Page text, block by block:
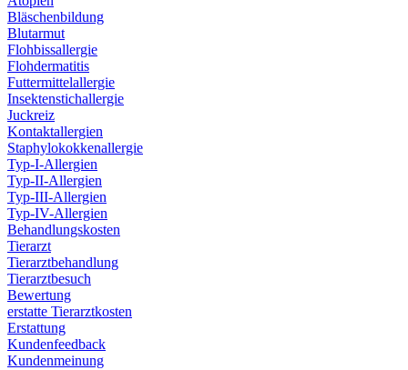
Bläschenbildung
Blutarmut
Flohbissallergie
Flohdermatitis
Futtermittelallergie
Insektenstichallergie
Juckreiz
Kontaktallergien
Staphylokokkenallergie
Typ-I-Allergien
Typ-II-Allergien
Typ-III-Allergien
Typ-IV-Allergien
Behandlungskosten
Tierarzt
Tierarztbehandlung
Tierarztbesuch
Bewertung
erstatte Tierarztkosten
Erstattung
Kundenfeedback
Kundenmeinung